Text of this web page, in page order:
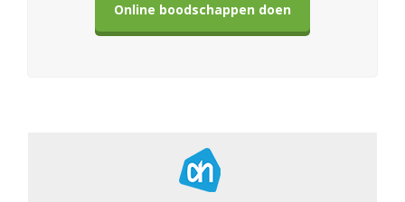
Online boodschappen doen